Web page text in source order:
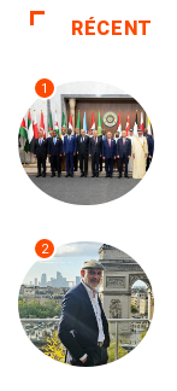
RÉCENT
1
2